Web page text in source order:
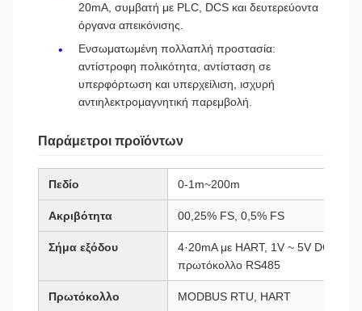
20mA, συμβατή με PLC, DCS και δευτερεύοντα
όργανα απεικόνισης.
Ενσωματωμένη πολλαπλή προστασία:
αντίστροφη πολικότητα, αντίσταση σε
υπερφόρτωση και υπερχείλιση, ισχυρή
αντιηλεκτρομαγνητική παρεμβολή.
Παράμετροι προϊόντων
Πεδίο 0-1m~200m
Ακριβότητα 00,25% FS, 0,5% FS
Σήμα εξόδου
4·20mA με HART, 1V ~ 5V DC,
πρωτόκολλο RS485
Πρωτόκολλο MODBUS RTU, HART